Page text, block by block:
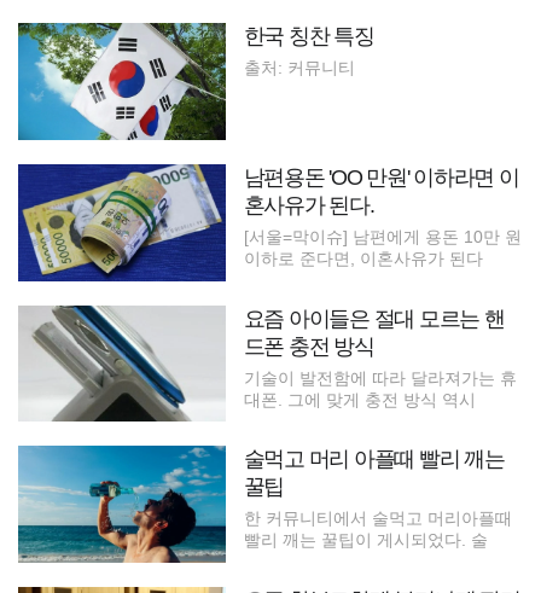
한국 칭찬 특징
출처: 커뮤니티
남편용돈 'OO 만원' 이하라면 이
혼사유가 된다.
[서울=막이슈] 남편에게 용돈 10만 원
이하로 준다면, 이혼사유가 된다
요즘 아이들은 절대 모르는 핸
드폰 충전 방식
기술이 발전함에 따라 달라져가는 휴
대폰. 그에 맞게 충전 방식 역시
술먹고 머리 아플때 빨리 깨는
꿀팁
한 커뮤니티에서 술먹고 머리아플때
빨리 깨는 꿀팁이 게시되었다. 술